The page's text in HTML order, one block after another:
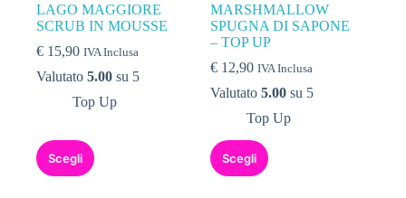
LAGO MAGGIORE
SCRUB IN MOUSSE
€ 15,90 IVA Inclusa
Valutato 5.00 su 5
Top Up
Scegli
MARSHMALLOW
SPUGNA DI SAPONE
– TOP UP
€ 12,90 IVA Inclusa
Valutato5.00 su 5
Top Up
Scegli